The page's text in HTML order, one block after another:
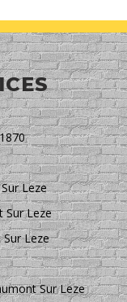
Leze
Sur Leze
Leze
Sur Leze